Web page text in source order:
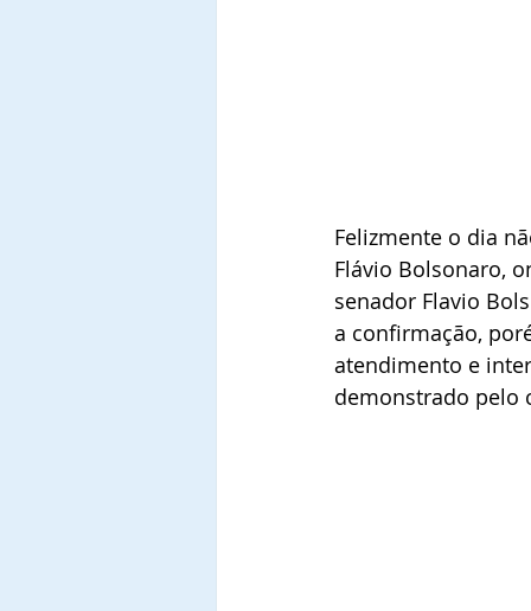
Felizmente o dia
Flávio Bolsonaro,
senador Flavio
a confirmação,
atendimento e
demonstrado pelo